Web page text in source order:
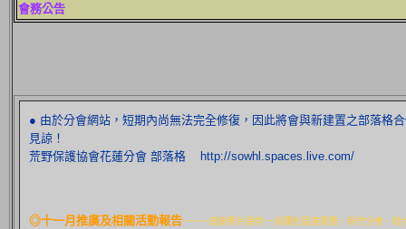
會務公告
● 由於分會網站，短期內尚無法完全修復，因此將會與新建置之部落格
見諒！
荒野保護協會花蓮分會 部落格 http://sowhl.spaces.live.com/
◎十一月推廣及相關活動報告~~~~~感謝照片提供~~洄瀾社區童軍團、新竹分會、陸